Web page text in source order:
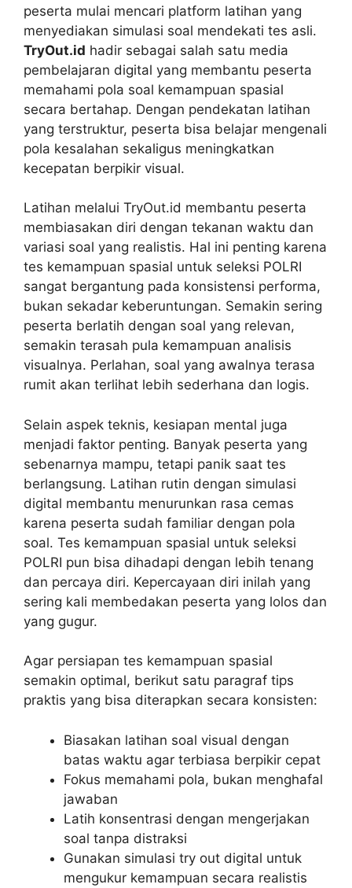
peserta mulai mencari platform latihan yang
menyediakan simulasi soal mendekati tes asli.
TryOut.id hadir sebagai salah satu media
pembelajaran digital yang membantu peserta
memahami pola soal kemampuan spasial
secara bertahap. Dengan pendekatan latihan
yang terstruktur, peserta bisa belajar mengenali
pola kesalahan sekaligus meningkatkan
kecepatan berpikir visual.
Latihan melalui TryOut.id membantu peserta
membiasakan diri dengan tekanan waktu dan
variasi soal yang realistis. Hal ini penting karena
tes kemampuan spasial untuk seleksi POLRI
sangat bergantung pada konsistensi performa,
bukan sekadar keberuntungan. Semakin sering
peserta berlatih dengan soal yang relevan,
semakin terasah pula kemampuan analisis
visualnya. Perlahan, soal yang awalnya terasa
rumit akan terlihat lebih sederhana dan logis.
Selain aspek teknis, kesiapan mental juga
menjadi faktor penting. Banyak peserta yang
sebenarnya mampu, tetapi panik saat tes
berlangsung. Latihan rutin dengan simulasi
digital membantu menurunkan rasa cemas
karena peserta sudah familiar dengan pola
soal. Tes kemampuan spasial untuk seleksi
POLRI pun bisa dihadapi dengan lebih tenang
dan percaya diri. Kepercayaan diri inilah yang
sering kali membedakan peserta yang lolos dan
yang gugur.
Agar persiapan tes kemampuan spasial
semakin optimal, berikut satu paragraf tips
praktis yang bisa diterapkan secara konsisten:
Biasakan latihan soal visual dengan
batas waktu agar terbiasa berpikir cepat
Fokus memahami pola, bukan menghafal
jawaban
Latih konsentrasi dengan mengerjakan
soal tanpa distraksi
Gunakan simulasi try out digital untuk
mengukur kemampuan secara realistis